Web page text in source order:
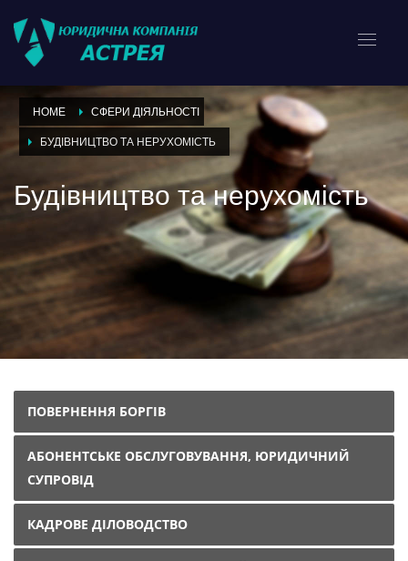
HOME СФЕРИ ДІЯЛЬНОСТІ
БУДІВНИЦТВО ТА НЕРУХОМІСТЬ
Будівництво та нерухомість
ПОВЕРНЕННЯ БОРГІВ
АБОНЕНТСЬКЕ ОБСЛУГОВУВАННЯ, ЮРИДИЧНИЙ
СУПРОВІД
КАДРОВЕ ДІЛОВОДСТВО